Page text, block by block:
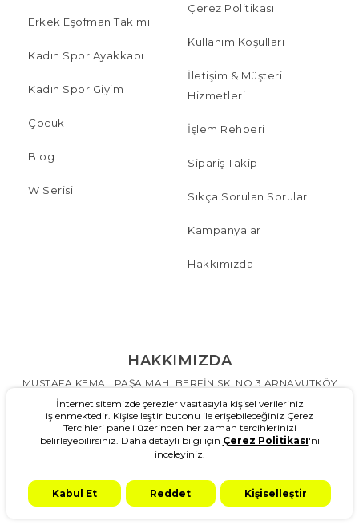
Erkek Eşofman Takımı
Kadın Spor Ayakkabı
Kadın Spor Giyim
Çocuk
Blog
W Serisi
Çerez Politikası
Kullanım Koşulları
İletişim & Müşteri
Hizmetleri
İşlem Rehberi
Sipariş Takip
Sıkça Sorulan Sorular
Kampanyalar
Hakkımızda
HAKKIMIZDA
MUSTAFA KEMAL PAŞA MAH. BERFİN SK. NO:3 ARNAVUTKÖY
destek@slazenger.com.tr
08504807616
İnternet sitemizde çerezler vasıtasıyla kişisel verileriniz
işlenmektedir. Kişiselleştir butonu ile erişebileceğiniz Çerez
Tercihleri paneli üzerinden her zaman tercihlerinizi
belirleyebilirsiniz. Daha detaylı bilgi için Çerez Politikası'nı
inceleyiniz.
Kabul Et Reddet Kişiselleştir